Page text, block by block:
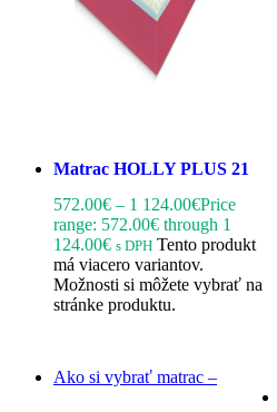
Matrac HOLLY PLUS 21
572.00€ – 1 124.00€Price
range: 572.00€ through 1
124.00€ s DPH Tento produkt
má viacero variantov.
Možnosti si môžete vybrať na
stránke produktu.
Ako si vybrať matrac –